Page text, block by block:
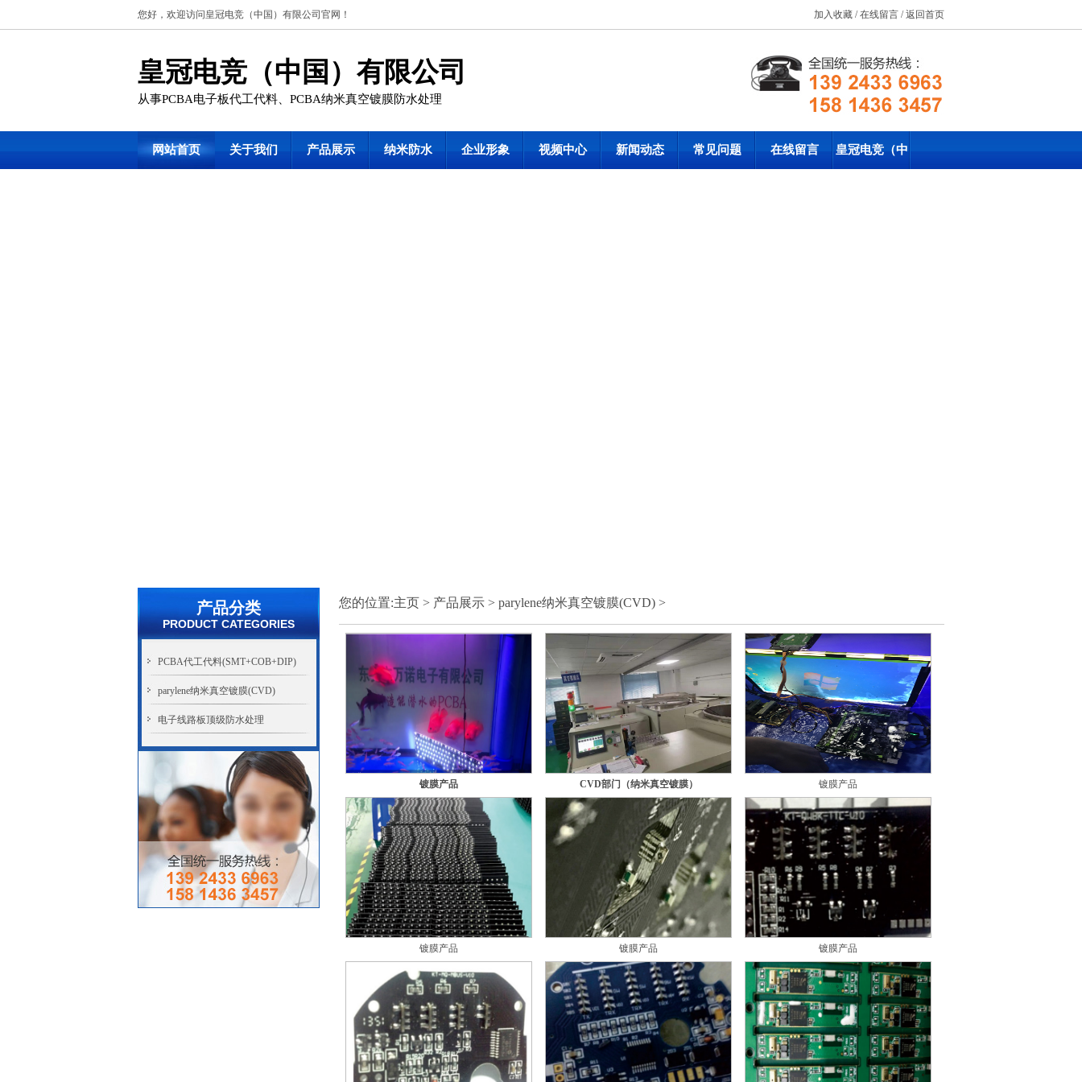
您好，欢迎访问皇冠电竞（中国）有限公司官网！ 加入收藏 /在线留言 /返回首页
皇冠电竞（中国）有限公司
从事PCBA电子板代工代料、PCBA纳米真空镀膜防水处理
网站首页 关于我们 产品展示 纳米防水 企业形象 视频中心 新闻动态 常见问题 在线留言 皇冠电竞（中
产品分类
PRODUCT CATEGORIES
PCBA代工代料(SMT+COB+DIP)
parylene纳米真空镀膜(CVD)
电子线路板顶级防水处理
您的位置:主页 > 产品展示 > parylene纳米真空镀膜(CVD) >
镀膜产品 CVD部门（纳米真空镀膜） 镀膜产品
镀膜产品 镀膜产品 镀膜产品